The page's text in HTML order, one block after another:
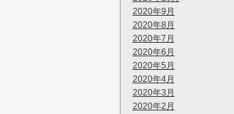
2020年9月
2020年8月
2020年7月
2020年6月
2020年5月
2020年4月
2020年3月
2020年2月